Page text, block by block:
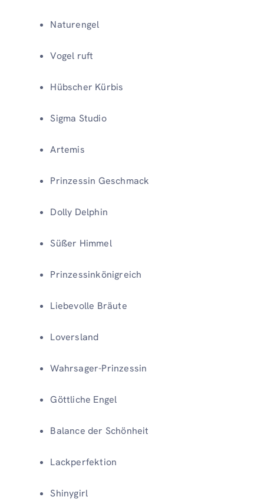
Naturengel
Vogel ruft
Hübscher Kürbis
Sigma Studio
Artemis
Prinzessin Geschmack
Dolly Delphin
Süßer Himmel
Prinzessinkönigreich
Liebevolle Bräute
Loversland
Wahrsager-Prinzessin
Göttliche Engel
Balance der Schönheit
Lackperfektion
Shinygirl